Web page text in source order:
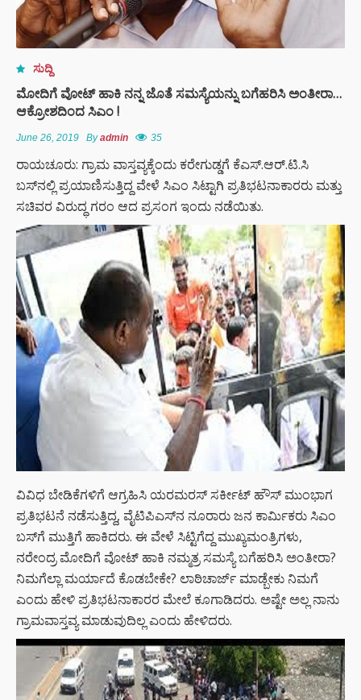
ಸುದ್ದಿ
ಮೋದಿಗೆ ವೋಟ್ ಹಾಕಿ ನನ್ನ ಜೊತೆ ಸಮಸ್ಯೆಯನ್ನು ಬಗೆಹರಿಸಿ ಅಂತೀರಾ…
ಆಕ್ರೋಶದಿಂದ ಸಿಎಂ !
June 26, 2019 Byadmin 35
ರಾಯಚೂರು: ಗ್ರಾಮ ವಾಸ್ತವ್ಯಕ್ಕೆಂದು ಕರೇಗುಡ್ಡಗೆ ಕೆಎಸ್.ಆರ್.ಟಿ.ಸಿ
ಬಸ್‍ನಲ್ಲಿ ಪ್ರಯಾಣಿಸುತ್ತಿದ್ದ ವೇಳೆ ಸಿಎಂ ಸಿಟ್ಟಾಗಿ ಪ್ರತಿಭಟನಾಕಾರರು ಮತ್ತು
ಸಚಿವರ ವಿರುದ್ಧ ಗರಂ ಆದ ಪ್ರಸಂಗ ಇಂದು ನಡೆಯಿತು.
ವಿವಿಧ ಬೇಡಿಕೆಗಳಿಗೆ ಆಗ್ರಹಿಸಿ ಯರಮರಸ್ ಸರ್ಕೀಟ್ ಹೌಸ್ ಮುಂಭಾಗ
ಪ್ರತಿಭಟನೆ ನಡೆಸುತ್ತಿದ್ದ, ವೈಟಿಪಿಎಸ್‍ನ ನೂರಾರು ಜನ ಕಾರ್ಮಿಕರು ಸಿಎಂ
ಬಸ್‍ಗೆ ಮುತ್ತಿಗೆ ಹಾಕಿದರು. ಈ ವೇಳೆ ಸಿಟ್ಟಿಗೆದ್ದ ಮುಖ್ಯಮಂತ್ರಿಗಳು,
ನರೇಂದ್ರ ಮೋದಿಗೆ ವೋಟ್ ಹಾಕಿ ನಮ್ಮತ್ರ ಸಮಸ್ಯೆ ಬಗೆಹರಿಸಿ ಅಂತೀರಾ?
ನಿಮಗೆಲ್ಲಾ ಮರ್ಯಾದೆ ಕೊಡಬೇಕೇ? ಲಾಠಿಚಾರ್ಜ್ ಮಾಡ್ಬೇಕು ನಿಮಗೆ
ಎಂದು ಹೇಳಿ ಪ್ರತಿಭಟನಾಕಾರರ ಮೇಲೆ ಕೂಗಾಡಿದರು. ಅಷ್ಟೇ ಅಲ್ಲ ನಾನು
ಗ್ರಾಮವಾಸ್ತವ್ಯ ಮಾಡುವುದಿಲ್ಲ ಎಂದು ಹೇಳಿದರು.